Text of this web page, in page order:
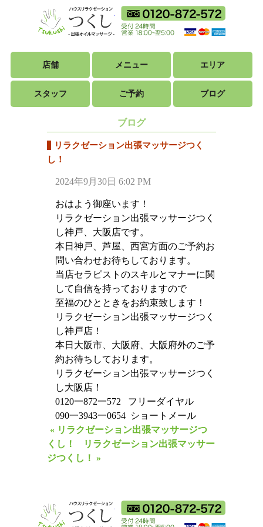
ハウスリラク
18時から翌朝5時
店舗 メニュー エリア
スタッフ ご予約 ブログ
ブログ
リラクゼーション出張マッサージつく
し！
2024年9月30日 6:02 PM
おはよう御座います！
リラクゼーション出張マッサージつく
し神戸、大阪店です。
本日神戸、芦屋、西宮方面のご予約お
問い合わせお待ちしております。
当店セラピストのスキルとマナーに関
して自信を持っておりますので
至福のひとときをお約束致します！
リラクゼーション出張マッサージつく
し神戸店！
本日大阪市、大阪府、大阪府外のご予
約お待ちしております。
リラクゼーション出張マッサージつく
し大阪店！
0120一872一572 フリーダイヤル
090一3943一0654 ショートメール
« リラクゼーション出張マッサージつ
くし！
リラクゼーション出張マッサー
ジつくし！ »
ハウスリラクゼーシ
18時から翌朝5時